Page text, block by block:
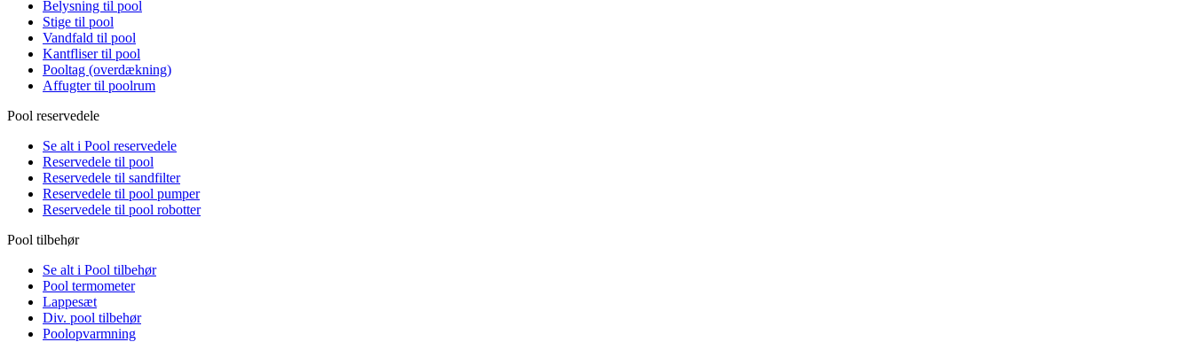
Belysning til pool
Stige til pool
Vandfald til pool
Kantfliser til pool
Pooltag (overdækning)
Affugter til poolrum
Pool reservedele
Se alt i Pool reservedele
Reservedele til pool
Reservedele til sandfilter
Reservedele til pool pumper
Reservedele til pool robotter
Pool tilbehør
Se alt i Pool tilbehør
Pool termometer
Lappesæt
Div. pool tilbehør
Poolopvarmning